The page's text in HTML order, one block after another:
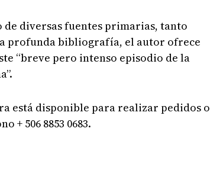
de diversas fuentes primarias, tanto
profunda bibliografía, el autor ofrece
“breve pero intenso episodio de la
está disponible para realizar pedidos o
+ 506 8853 0683.